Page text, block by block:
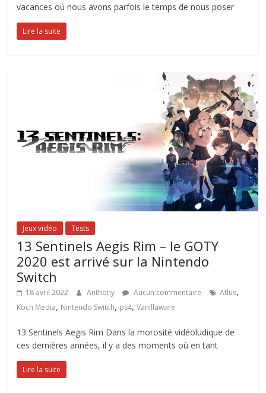
vacances où nous avons parfois le temps de nous poser
Lire la suite
Jeux vidéo Tests
13 Sentinels Aegis Rim – le GOTY
2020 est arrivé sur la Nintendo
Switch
18 avril 2022 Anthony Aucun commentaire Atlus,
Koch Media, Nintendo Switch, ps4,Vanillaware
13 Sentinels Aegis Rim Dans la morosité vidéoludique de
ces dernières années, il y a des moments où en tant
Lire la suite